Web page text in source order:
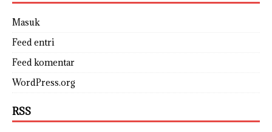
Masuk
Feed entri
Feed komentar
WordPress.org
RSS